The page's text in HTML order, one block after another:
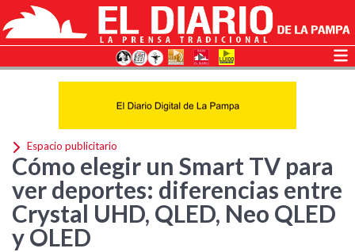
Espacio publicitario
Cómo elegir un Smart TV para
ver deportes: diferencias entre
Crystal UHD, QLED, Neo QLED
y OLED